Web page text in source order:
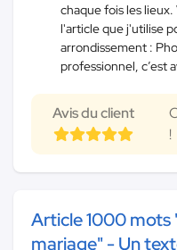
chaque fois les
l'article que j'utilise
arrondissement :
professionnel, c’est
Avis du client
!
Article 1000
mariage" - Un